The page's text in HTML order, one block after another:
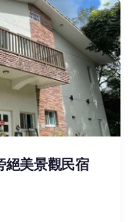
絕美景觀民宿